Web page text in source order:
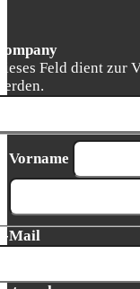
Feld dient zur
Vorname
Mail